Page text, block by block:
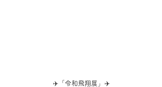
✈️「令和飛翔展」✈️